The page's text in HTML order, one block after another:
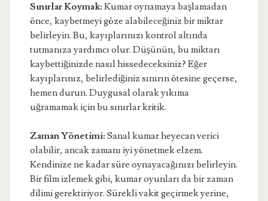
Sınırlar Koymak: Kumar oynamaya başlamadan
önce, kaybetmeyi göze alabileceğiniz bir miktar
belirleyin. Bu, kayıplarınızı kontrol altında
tutmanıza yardımcı olur. Düşünün, bu miktarı
kaybettiğinizde nasıl hissedeceksiniz? Eğer
kayıplarınız, belirlediğiniz sınırın ötesine geçerse,
hemen durun. Duygusal olarak yıkıma
uğramamak için bu sınırlar kritik.
Zaman Yönetimi: Sanal kumar heyecan verici
olabilir, ancak zamanı iyi yönetmek elzem.
Kendinize ne kadar süre oynayacağınızı belirleyin.
Bir film izlemek gibi, kumar oyunları da bir zaman
dilimi gerektiriyor. Sürekli vakit geçirmek yerine,